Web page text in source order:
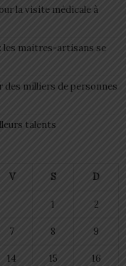
la visite médicale à
les maitres-artisans se
des milliers de personnes
talents
V S D
1 2
7 8 9
14 15 16